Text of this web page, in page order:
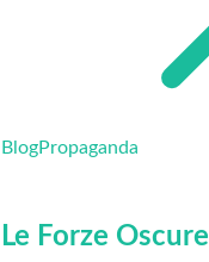
BlogPropaganda
Le Forze Oscure